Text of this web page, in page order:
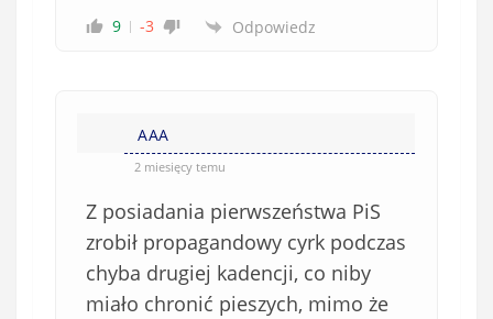
9 -3 Odpowiedz
AAA
2 miesięcy temu
Z posiadania pierwszeństwa PiS
zrobił propagandowy cyrk podczas
chyba drugiej kadencji, co niby
miało chronić pieszych, mimo że